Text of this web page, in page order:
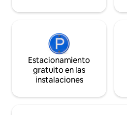
Estacionamiento
gratuito en las
instalaciones